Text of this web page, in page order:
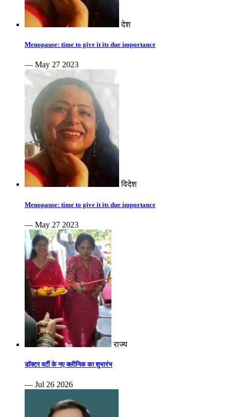
देश
Menopause: time to give it its due importance
— May 27 2023
विदेश
Menopause: time to give it its due importance
— May 27 2023
राज्य
डॉक्टर वर्टी के नए क्लीनिक का शुभारंभ
— Jul 26 2026